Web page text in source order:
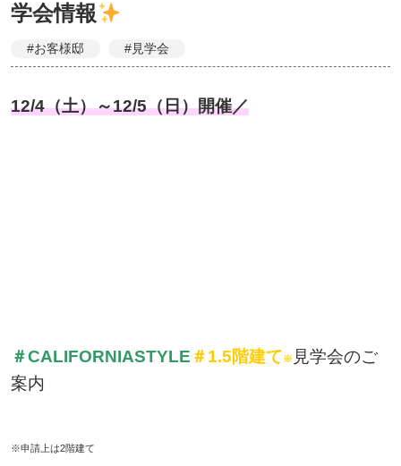
学会情報
#お客様邸 #見学会
12/4（土）～12/5（日）開催／
＃CALIFORNIASTYLE ＃1.5階建て※ 見学会のご
案内
※申請上は2階建て